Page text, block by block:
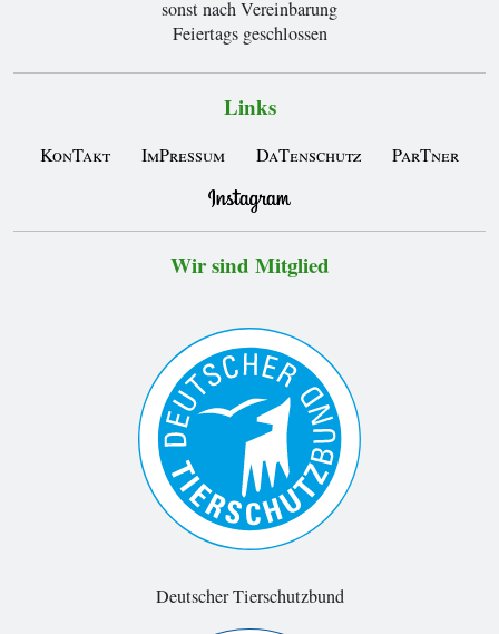
sonst nach Vereinbarung
Feiertags geschlossen
Links
KonTakt ImPressum DaTenschutz ParTner
Wir sind Mitglied
Deutscher Tierschutzbund